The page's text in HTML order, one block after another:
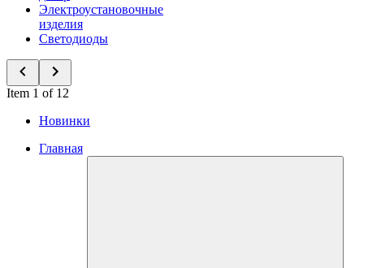
Электроустановочные
изделия
Светодиоды
Item 1 of 12
Новинки
Главная